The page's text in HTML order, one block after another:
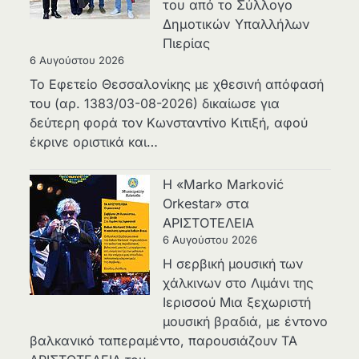
του από το Σύλλογο
Δημοτικών Υπαλλήλων
Πιερίας
6 Αυγούστου 2026
Το Εφετείο Θεσσαλονίκης με χθεσινή απόφασή
του (αρ. 1383/03-08-2026) δικαίωσε για
δεύτερη φορά τον Κωνσταντίνο Κιτιξή, αφού
έκρινε οριστικά και…
Η «Marko Marković
Orkestar» στα
ΑΡΙΣΤΟΤΕΛΕΙΑ
6 Αυγούστου 2026
Η σερβική μουσική των
χάλκινων στο Λιμάνι της
Ιερισσού Μια ξεχωριστή
μουσική βραδιά, με έντονο
βαλκανικό ταπεραμέντο, παρουσιάζουν ΤΑ